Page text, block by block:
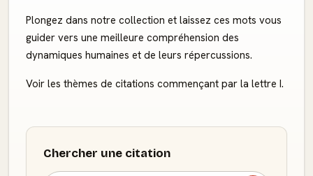
Plongez dans notre collection et laissez ces mots vous
guider vers une meilleure compréhension des
dynamiques humaines et de leurs répercussions.
Voir les thèmes de citations commençant par la lettre I.
Chercher une citation